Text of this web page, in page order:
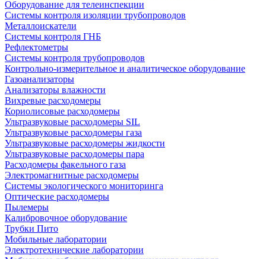
Оборудование для телеинспекции
Cистемы контроля изоляции трубопроводов
Металлоискатели
Системы контроля ГНБ
Рефлектометры
Системы контроля трубопроводов
Контрольно-измерительное и аналитическое оборудование
Газоанализаторы
Анализаторы влажности
Вихревые расходомеры
Кориолисовые расходомеры
Ультразвуковые расходомеры SIL
Ультразвуковые расходомеры газа
Ультразвуковые расходомеры жидкости
Ультразвуковые расходомеры пара
Расходомеры факельного газа
Электромагнитные расходомеры
Системы экологического мониторинга
Оптические расходомеры
Пылемеры
Калибровочное оборудование
Трубки Пито
Мобильные лаборатории
Электротехнические лаборатории